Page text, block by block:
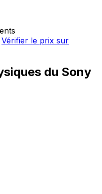
Vérifier le prix sur
du Sony